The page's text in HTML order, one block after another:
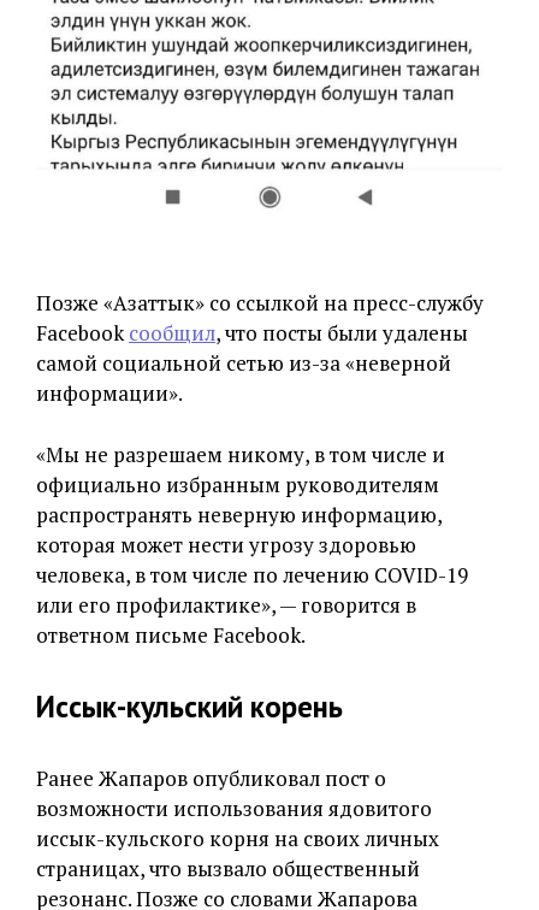
Позже «Азаттык» со ссылкой на пресс-службу
Facebookсообщил, что посты были удалены
самой социальной сетью из-за «неверной
информации».
«Мы не разрешаем никому, в том числе и
официально избранным руководителям
распространять неверную информацию,
которая может нести угрозу здоровью
человека, в том числе по лечению COVID-19
или его профилактике», — говорится в
ответном письме Facebook.
Иссык-кульский корень
Ранее Жапаров опубликовал пост о
возможности использования ядовитого
иссык-кульского корня на своих личных
страницах, что вызвало общественный
резонанс. Позже со словами Жапарова